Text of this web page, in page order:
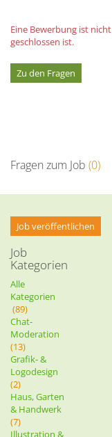
Eine Bewerbung ist
geschlossen ist.
Zu den Fragen
Fragen zum Job (0)
Job veröffentlichen
Job
Kategorien
Alle
Kategorien
(89)
Chat-
Moderation
(13)
Grafik- &
Logodesign
(2)
Haus, Garten
& Handwerk
(7)
Illustration &